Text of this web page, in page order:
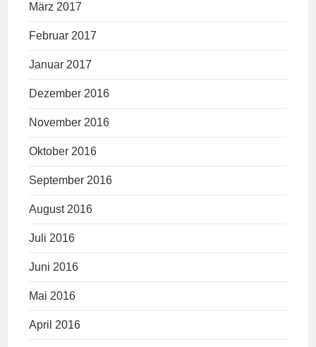
März 2017
Februar 2017
Januar 2017
Dezember 2016
November 2016
Oktober 2016
September 2016
August 2016
Juli 2016
Juni 2016
Mai 2016
April 2016